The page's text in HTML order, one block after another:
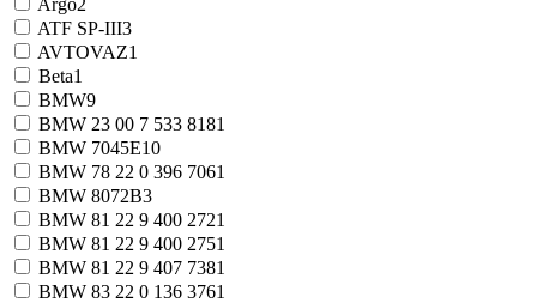
ATF SP-III3
AVTOVAZ1
Beta1
BMW9
BMW 23 00 7 533 8181
BMW 7045E10
BMW 78 22 0 396 7061
BMW 8072B3
BMW 81 22 9 400 2721
BMW 81 22 9 400 2751
BMW 81 22 9 407 7381
BMW 83 22 0 136 3761